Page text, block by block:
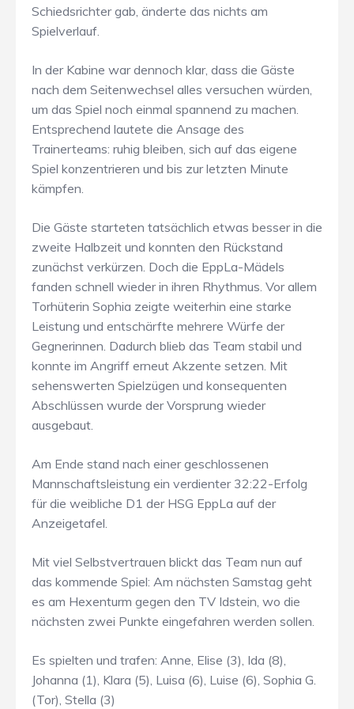
Schiedsrichter gab, änderte das nichts am
Spielverlauf.
In der Kabine war dennoch klar, dass die Gäste
nach dem Seitenwechsel alles versuchen würden,
um das Spiel noch einmal spannend zu machen.
Entsprechend lautete die Ansage des
Trainerteams: ruhig bleiben, sich auf das eigene
Spiel konzentrieren und bis zur letzten Minute
kämpfen.
Die Gäste starteten tatsächlich etwas besser in die
zweite Halbzeit und konnten den Rückstand
zunächst verkürzen. Doch die EppLa-Mädels
fanden schnell wieder in ihren Rhythmus. Vor allem
Torhüterin Sophia zeigte weiterhin eine starke
Leistung und entschärfte mehrere Würfe der
Gegnerinnen. Dadurch blieb das Team stabil und
konnte im Angriff erneut Akzente setzen. Mit
sehenswerten Spielzügen und konsequenten
Abschlüssen wurde der Vorsprung wieder
ausgebaut.
Am Ende stand nach einer geschlossenen
Mannschaftsleistung ein verdienter 32:22-Erfolg
für die weibliche D1 der HSG EppLa auf der
Anzeigetafel.
Mit viel Selbstvertrauen blickt das Team nun auf
das kommende Spiel: Am nächsten Samstag geht
es am Hexenturm gegen den TV Idstein, wo die
nächsten zwei Punkte eingefahren werden sollen.
Es spielten und trafen: Anne, Elise (3), Ida (8),
Johanna (1), Klara (5), Luisa (6), Luise (6), Sophia G.
(Tor), Stella (3)